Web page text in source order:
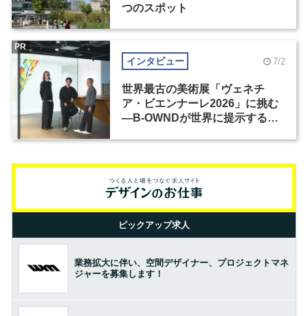
つのスポット
インタビュー 7/2
世界最古の美術展「ヴェネチ
ア・ビエンナーレ2026」に挑む
―B-OWNDが世界に提示する美
PR
ピックアップ求人
業務拡大に伴い、空間デザイナー、プロジェクトマネ
ジャーを募集します！